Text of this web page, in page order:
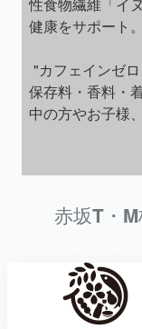
性食物繊維「イ
健康をサポート
"カフェインゼ
保存料・香料・
中の方やお子様
赤坂T・